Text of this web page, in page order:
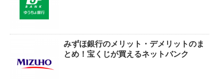
みずほ銀行のメリット・デメリットのま
とめ！宝くじが買えるネットバンク